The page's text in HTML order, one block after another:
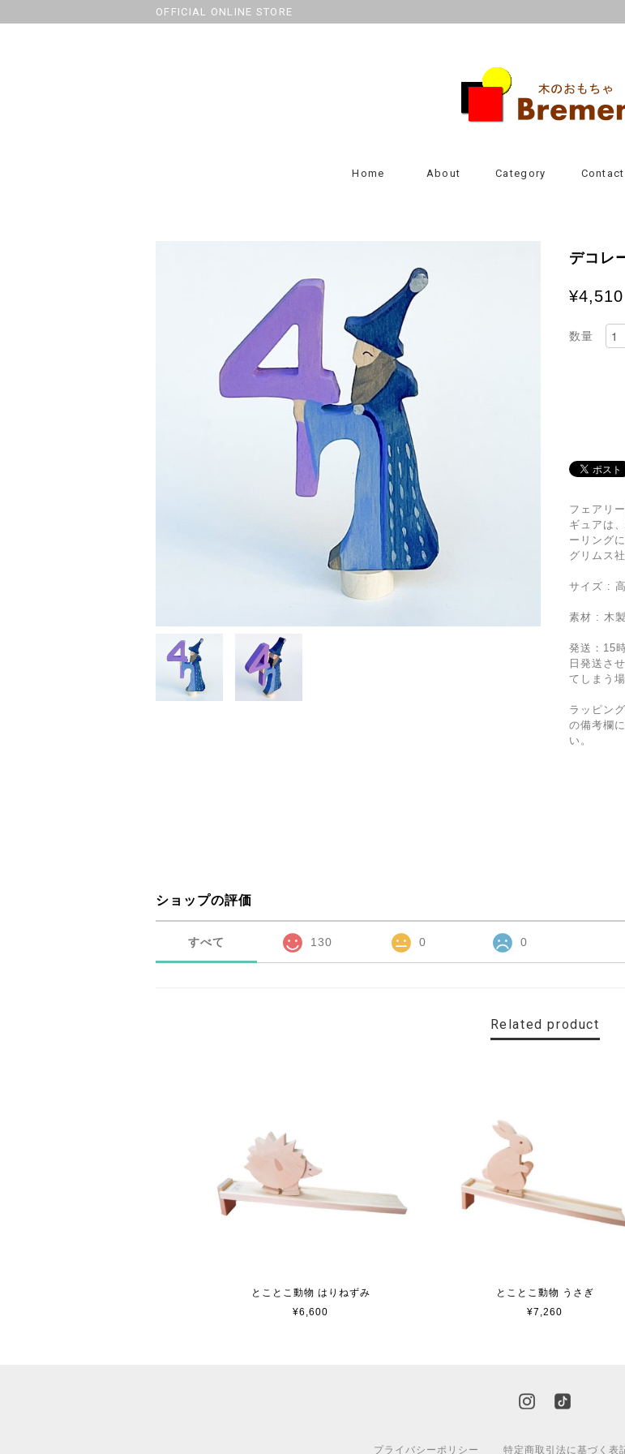
OFFICIAL ONLINE STORE
Home About Category Contact
デコレ
¥4,510
数量
フェアリ
ギュアは
ーリング
グリムス
サイズ :
素材 : 木製
発送：15
日発送さ
てしまう
ラッピン
の備考欄
い。
ショップの評価
すべて 130 0 0
Related product
とことこ動物 はりねずみ
¥6,600
とことこ動物 うさぎ
¥7,260
プライバシーポリシー 特定商取引法に基づく表